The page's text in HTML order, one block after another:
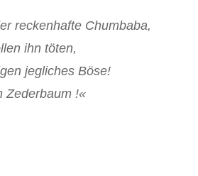
reckenhafte Chumbaba,
ihn töten,
jegliches Böse!
Zederbaum !«